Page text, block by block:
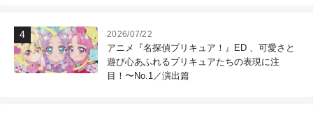
2026/07/22
アニメ『名探偵プリキュア！』ED 、可愛さと
遊び心あふれるプリキュアたちの表現に注
目！〜No.1／演出篇